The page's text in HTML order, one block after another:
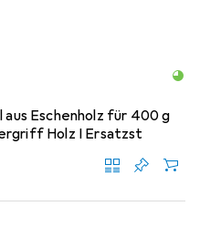
aus Eschenholz für 400 g
Holz I Ersatzst